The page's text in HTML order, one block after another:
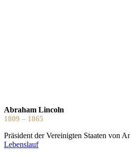
Abraham Lincoln
1809 – 1865
Präsident der Vereinigten Staaten von
Lebenslauf